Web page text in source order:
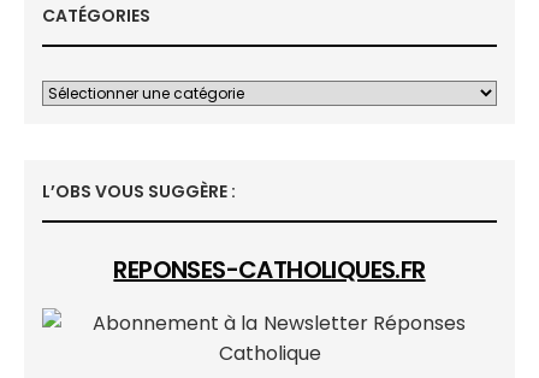
CATÉGORIES
L’OBS VOUS SUGGÈRE :
REPONSES-CATHOLIQUES.FR